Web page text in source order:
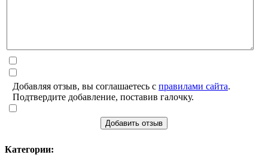
Добавляя отзыв, вы соглашаетесь с правилами сайта.
Подтвердите добавление, поставив галочку.
Добавить отзыв
Категории: